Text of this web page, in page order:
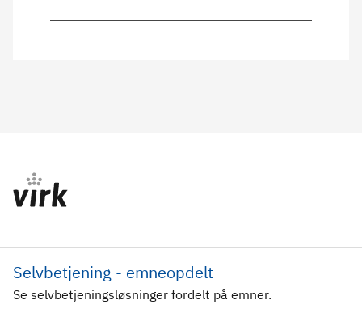
Selvbetjening - emneopdelt
Se selvbetjeningsløsninger fordelt på emner.